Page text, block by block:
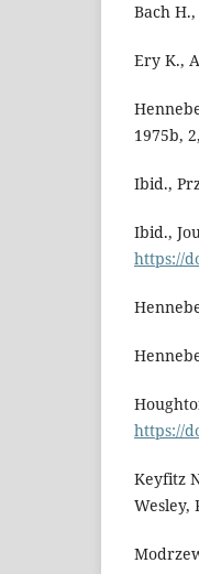
Bach
Ery K.,
1975b,
Ibid.,
Ibid.,
https://
https://
Keyfitz
Wesley,